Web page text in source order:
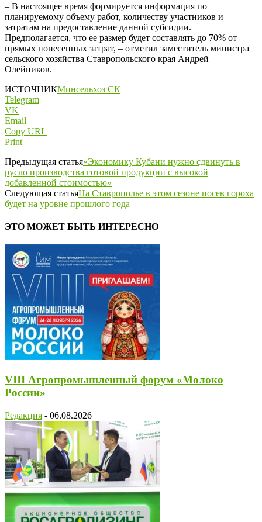
– В настоящее время формируется информация по
планируемому объему работ, количеству участников и
затратам на предоставление данной субсидии.
Предполагается, что ее размер будет составлять до 70% от
прямых понесенных затрат, – отметил заместитель министра
сельского хозяйства Ставропольского края Андрей
Олейников.
ИСТОЧНИКМинсельхоз СК
Telegram
VK
Email
Copy URL
Print
Предыдущая статья«Экономику Кубани нужно сдвинуть в
русло производства готовой продукции с высокой
добавленной стоимостью»
Следующая статьяНа Ставрополье в этом сезоне посев гороха
будет на уровне прошлого года
ЭТО МОЖЕТ БЫТЬ ИНТЕРЕСНО
VIII Агропромышленный форум «Молоко
России»
Редакция - 06.08.2026